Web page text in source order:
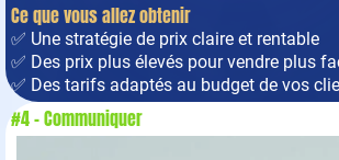
Ce que vous allez obtenir
✅ Une stratégie de prix claire et rentable
✅ Des prix plus élevés pour vendre plus
✅ Des tarifs adaptés au budget de vos
#4 - Communiquer